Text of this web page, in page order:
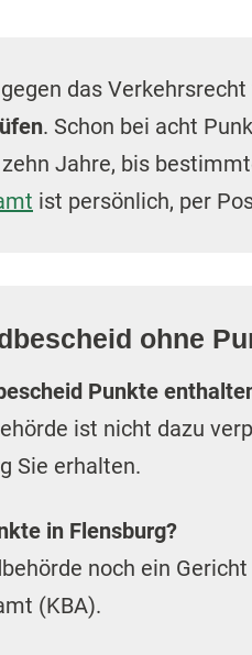
das
. Schon bei acht
Jahre, bis
ist persönlich, per
ohne
Punkte
ist nicht dazu
Sie erhalten.
in Flensburg?
noch ein
(KBA).